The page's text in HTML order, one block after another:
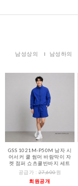
남성상의 남성하의
GSS 1021M-P50M 남자 시
어서커 쿨 썸머 바람막이 자
켓 점퍼 쇼츠쿨반바지 세트
공급가 :27,600원
회원공개